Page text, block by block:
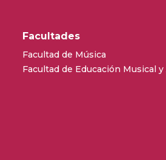
Facultades
Facultad de Música
Facultad de Educación Musical